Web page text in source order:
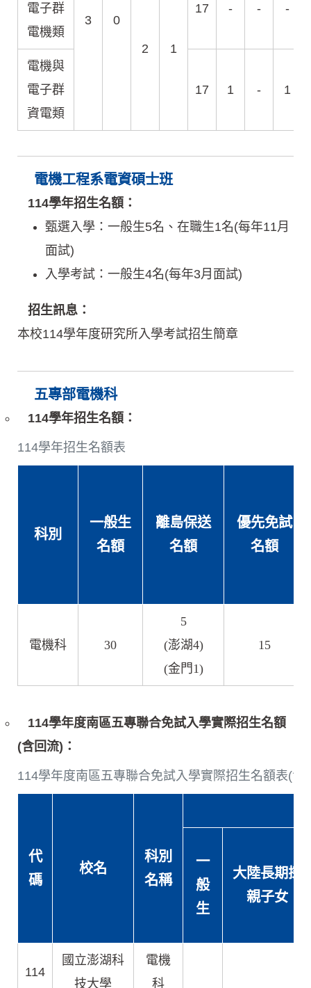
3 0
電子群
電機類
2
1
17 - - -
電機與
電子群
資電類
17 1 - 1
電機工程系電資碩士班
114學年招生名額：
甄選入學：一般生5名、在職生1名(每年11月
面試)
入學考試：一般生4名(每年3月面試)
招生訊息：
本校114學年度研究所入學考試招生簡章
五專部電機科
114學年招生名額：
114學年招生名額表
科別
一般生
名額
離島保送
名額
優先免試
名額
電機科 30
5
(澎湖4)
(金門1)
15
114學年度南區五專聯合免試入學實際招生名額
(含回流)：
114學年度南區五專聯合免試入學實際招生名額表(含
代
碼
校名
科別
名稱
一
般
生
大陸長期探
親子女
114
國立澎湖科
技大學
電機
科